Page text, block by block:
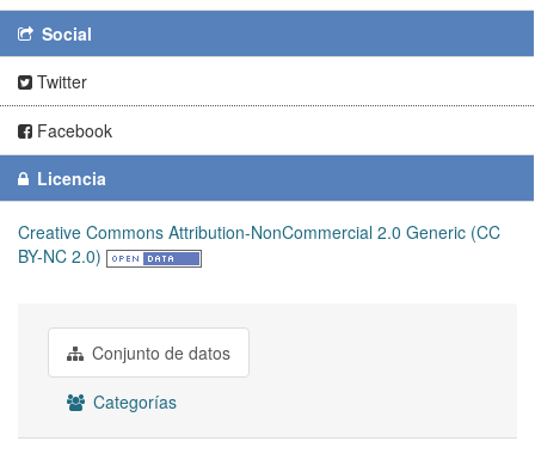
Social
Twitter
Facebook
Licencia
Creative Commons Attribution-NonCommercial 2.0 Generic (CC
BY-NC 2.0)
Conjunto de datos
Categorías